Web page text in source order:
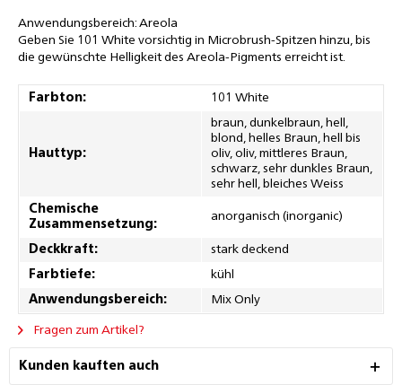
Anwendungsbereich: Areola
Geben Sie 101 White vorsichtig in Microbrush-Spitzen hinzu, bis
die gewünschte Helligkeit des Areola-Pigments erreicht ist.
Farbton: 101 White
Hauttyp:
braun, dunkelbraun, hell,
blond, helles Braun, hell bis
oliv, oliv, mittleres Braun,
schwarz, sehr dunkles Braun,
sehr hell, bleiches Weiss
Chemische
Zusammensetzung:
anorganisch (inorganic)
Deckkraft:
stark deckend
Farbtiefe:
kühl
Anwendungsbereich:
Mix Only
Fragen zum Artikel?
Kunden kauften auch